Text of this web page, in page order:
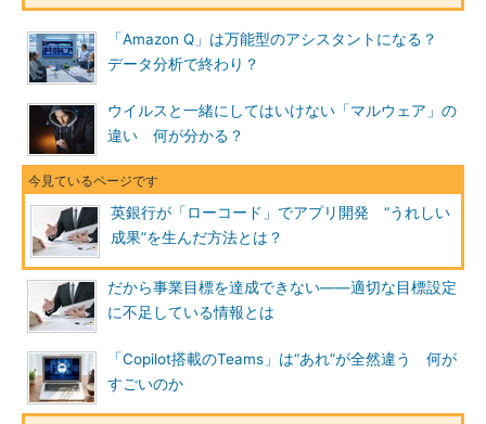
「Amazon Q」は万能型のアシスタントになる？
データ分析で終わり？
ウイルスと一緒にしてはいけない「マルウェア」の
違い 何が分かる？
英銀行が「ローコード」でアプリ開発 “うれしい
成果”を生んだ方法とは？
だから事業目標を達成できない――適切な目標設定
に不足している情報とは
「Copilot搭載のTeams」は“あれ”が全然違う 何が
すごいのか